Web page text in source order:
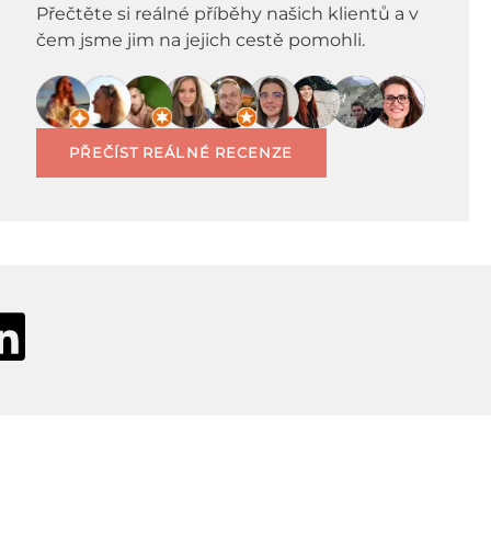
Přečtěte si reálné příběhy našich klientů a v
čem jsme jim na jejich cestě pomohli.
PŘEČÍST REÁLNÉ RECENZE